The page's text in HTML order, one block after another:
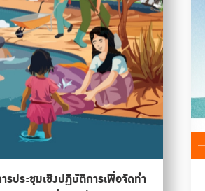
รประชุมเชิงปฏิบัติการเพื่อจัดทํา